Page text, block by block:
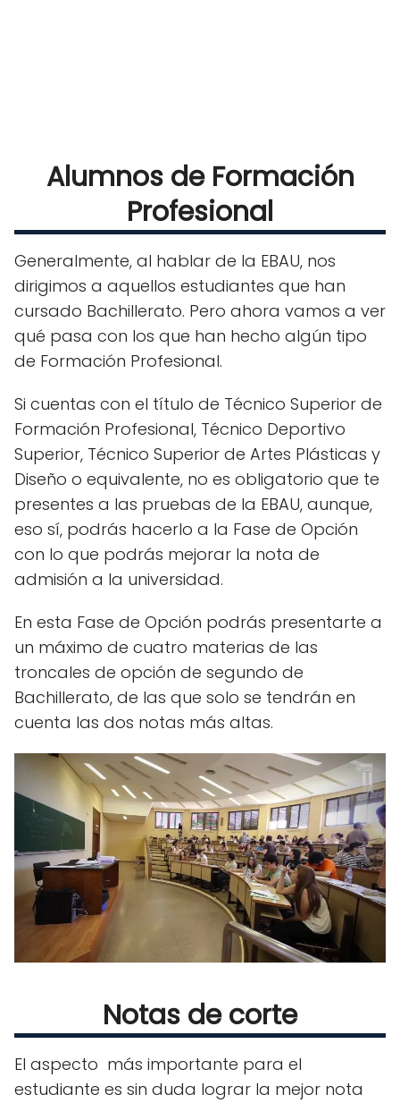
Alumnos de Formación
Profesional
Generalmente, al hablar de la EBAU, nos
dirigimos a aquellos estudiantes que han
cursado Bachillerato. Pero ahora vamos a ver
qué pasa con los que han hecho algún tipo
de Formación Profesional.
Si cuentas con el título de Técnico Superior de
Formación Profesional, Técnico Deportivo
Superior, Técnico Superior de Artes Plásticas y
Diseño o equivalente, no es obligatorio que te
presentes a las pruebas de la EBAU, aunque,
eso sí, podrás hacerlo a la Fase de Opción
con lo que podrás mejorar la nota de
admisión a la universidad.
En esta Fase de Opción podrás presentarte a
un máximo de cuatro materias de las
troncales de opción de segundo de
Bachillerato, de las que solo se tendrán en
cuenta las dos notas más altas.
Notas de corte
El aspecto más importante para el
estudiante es sin duda lograr la mejor nota